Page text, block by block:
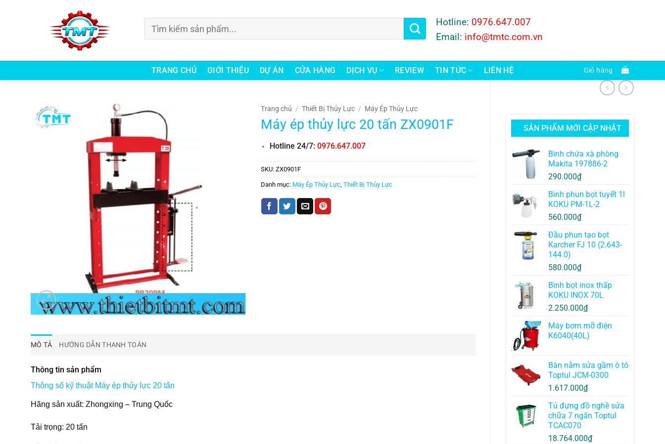
Tìm
Hotline: 0976.647.007
Email: info@tmtc.com.vn
TRANG CHỦ GIỚI THIỆU DỰ ÁN CỬA HÀNG DỊCH VỤ REVIEW TIN TỨC LIÊN HỆ Giỏ hàng
SẢN PHẨM MỚI CẬP NHẬT
Bình chứa xà phòng
Makita 197886-2
290.000₫
Bình phun bọt tuyết 1l
KOKU PM-1L-2
560.000₫
Đầu phun tạo bọt
Karcher FJ 10 (2.643-
144.0)
580.000₫
Bình bọt inox thấp
KOKU INOX 70L
2.250.000₫
Máy bơm mỡ điện
K6040(40L)
Bàn nằm sửa gầm ô tô
Toptul JCM-0300
1.617.000₫
Tủ đựng đồ nghề sửa
chữa 7 ngăn Toptul
TCAC070
18.764.000₫
Trang chủ / Thiết Bị Thủy Lực / Máy Ép Thủy Lực
Máy ép thủy lực 20 tấn ZX0901F
Hotline 24/7: 0976.647.007
SKU: ZX0901F
Danh mục: Máy Ép Thủy Lực, Thiết Bị Thủy Lực
MÔ TẢ HƯỚNG DẪN THANH TOÁN
Thông tin sản phẩm
Thông số kỹ thuật Máy ép thủy lực 20 tấn
Hãng sản xuất: Zhongxing – Trung Quốc
Tải trọng: 20 tấn